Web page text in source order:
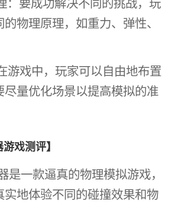
：要成功解决不同的挑战，玩
物理原理，如重力、弹性、
游戏中，玩家可以自由地布置
尽量优化场景以提高模拟的准
戏测评】
是一款逼真的物理模拟游戏，
实地体验不同的碰撞效果和物